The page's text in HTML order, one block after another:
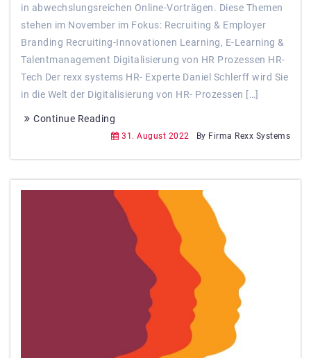
in abwechslungsreichen Online-Vorträgen. Diese Themen
stehen im November im Fokus: Recruiting & Employer
Branding Recruiting-Innovationen Learning, E-Learning &
Talentmanagement Digitalisierung von HR Prozessen HR-
Tech Der rexx systems HR- Experte Daniel Schlerff wird Sie
in die Welt der Digitalisierung von HR- Prozessen […]
Continue Reading
31. August 2022 By Firma Rexx Systems